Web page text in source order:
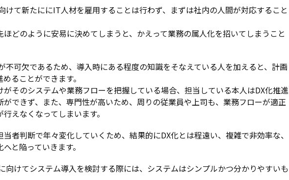
けて新たににIT人材を雇用することは行わず、まずは社内の人間が対応すること
どのように安易に決めてしまうと、かえって業務の属人化を招いてしまうこと
不可欠であるため、導入時にある程度の知識をそなえている人を加えると、計画
ることができます。
がそのシステムや業務フローを把握している場合、担当している本人はDX化推進
できず、また、専門性が高いため、周りの従業員や上司も、業務フローが適正
えなくなってしまいます。
者判断で年々変化していくため、結果的にDX化とは程遠い、複雑で非効率な、
と陥っていきます。
向けてシステム導入を検討する際には、システムはシンプルかつ分かりやすいも